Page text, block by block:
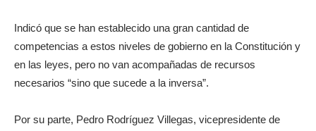
Indicó que se han establecido una gran cantidad de
competencias a estos niveles de gobierno en la Constitución y
en las leyes, pero no van acompañadas de recursos
necesarios “sino que sucede a la inversa”.
Por su parte, Pedro Rodríguez Villegas, vicepresidente de